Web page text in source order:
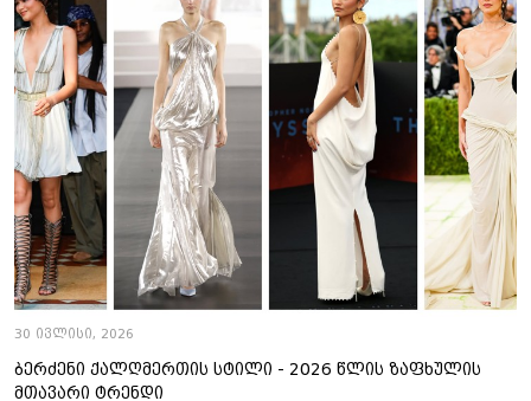
30 ივლისი, 2026
ბერძენი ქალღმერთის სტილი - 2026 წლის ზაფხულის
მთავარი ტრენდი